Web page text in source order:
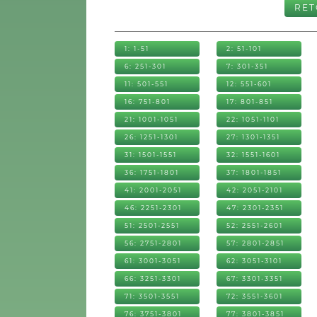
1: 1-51 2: 51-101
6: 251-301 7: 301-351
11: 501-551 12: 551-601
16: 751-801 17: 801-851
21: 1001-1051 22: 1051-1101
26: 1251-1301 27: 1301-1351
31: 1501-1551 32: 1551-1601
36: 1751-1801 37: 1801-1851
41: 2001-2051 42: 2051-2101
46: 2251-2301 47: 2301-2351
51: 2501-2551 52: 2551-2601
56: 2751-2801 57: 2801-2851
61: 3001-3051 62: 3051-3101
66: 3251-3301 67: 3301-3351
71: 3501-3551 72: 3551-3601
76: 3751-3801 77: 3801-3851